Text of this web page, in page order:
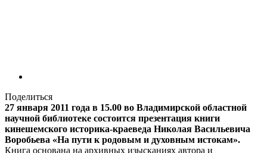
Поделиться
27 января 2011 года в 15.00 во Владимирской областной
научной библиотеке состоится презентация книги
кинешемского историка-краеведа Николая Васильевича
Воробьева «На пути к родовым и духовным истокам».
Книга основана на архивных изысканиях автора и